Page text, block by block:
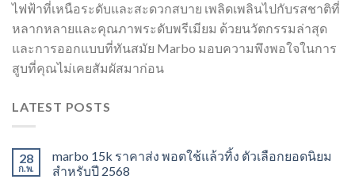
ไฟฟ้าที่เหนือระดับและสะดวกสบาย เพลิดเพลินไปกับรสชาติที่
หลากหลายและคุณภาพระดับพรีเมียม ด้วยนวัตกรรมล่าสุด
และการออกแบบที่ทันสมัย Marbo มอบความพึงพอใจในการ
สูบที่คุณไม่เคยสัมผัสมาก่อน
LATEST POSTS
28
ก.พ.
marbo 15k ราคาส่ง พอตใช้แล้วทิ้ง ตัวเลือกยอดนิยม
สำหรับปี 2568